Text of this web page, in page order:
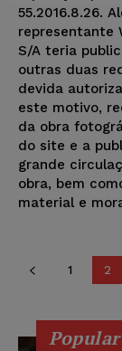
55.2016.8.26.
representante
S/A teria
outras duas
devida
este motivo,
da obra
do site e a
grande
obra, bem
material e
1 2
Popular